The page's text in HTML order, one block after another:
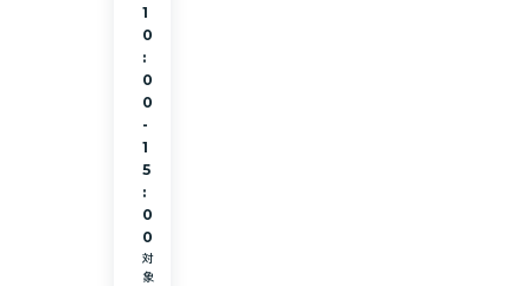
1
0
:
0
0
-
1
5
:
0
0
対
象